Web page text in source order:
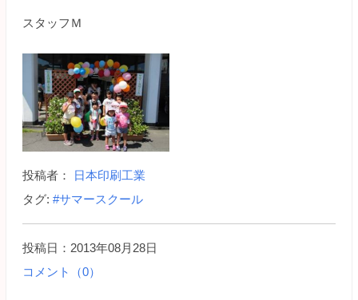
スタッフＭ
投稿者：
日本印刷工業
タグ: #サマースクール
投稿日：2013年08月28日
コメント（0）